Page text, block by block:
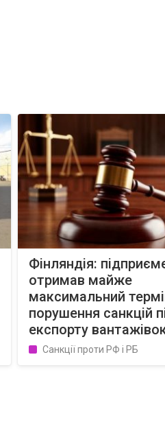
Фінляндія:
отримав майже
максимальний
порушення санкцій
експорту
Санкції проти РФ і РБ